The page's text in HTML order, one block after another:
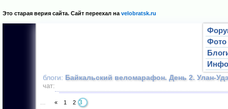
Это старая верия сайта. Сайт переехал на velobratsk.ru
Фото
Инфо
блоги: Байкальский веломарафон. День 2. Улан-Удэ
чат:
« 1 2 3